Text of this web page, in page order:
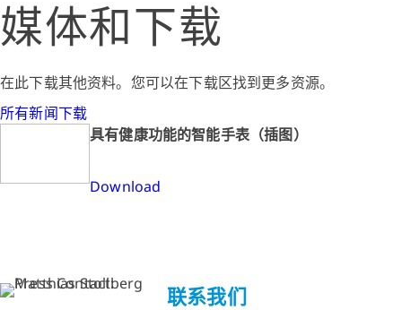
媒体和下载
在此下载其他资料。您可以在下载区找到更多资源。
所有新闻下载
具有健康功能的智能手表（插图）
Download
联系我们